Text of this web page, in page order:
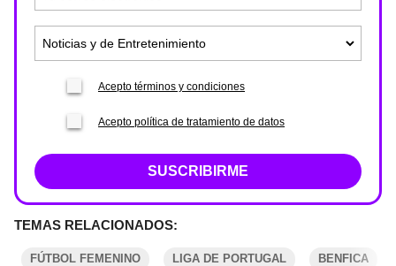
Acepto términos y condiciones
Acepto política de tratamiento de datos
SUSCRIBIRME
TEMAS RELACIONADOS:
FÚTBOL FEMENINO LIGA DE PORTUGAL BENFICA